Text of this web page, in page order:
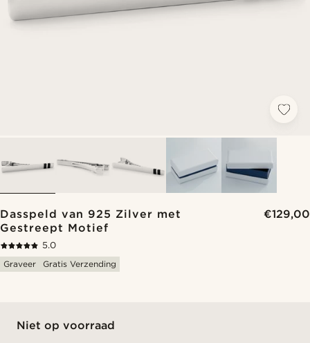
Dasspeld van 925 Zilver met
Gestreept Motief
€129,00
5.0
Graveer
Gratis Verzending
Niet op voorraad